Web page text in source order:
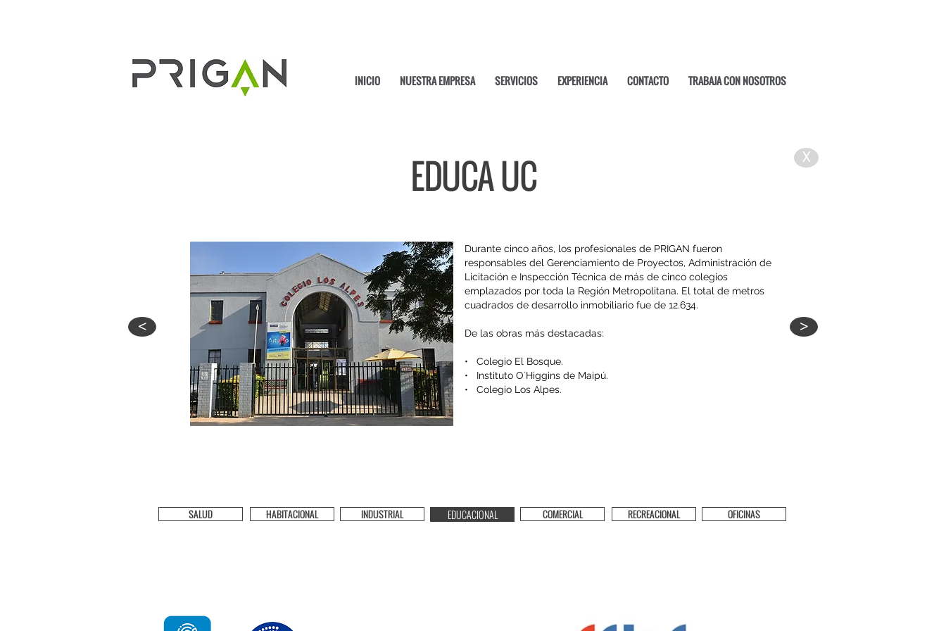
INICIO NUESTRA EMPRESA SERVICIOS EXPERIENCIA CONTACTO TRABAJA CON NOSOTROS
EDUCA UC X
<
Durante cinco años, los profesionales de PRIGAN fueron
responsables del Gerenciamiento de Proyectos, Administración de
Licitación e Inspección Técnica de más de cinco colegios
emplazados por toda la Región Metropolitana. El total de metros
cuadrados de desarrollo inmobiliario fue de 12.634.
De las obras más destacadas:
• Colegio El Bosque.
• Instituto O´Higgins de Maipú.
• Colegio Los Alpes.
>
SALUD HABITACIONAL INDUSTRIAL EDUCACIONAL COMERCIAL RECREACIONAL OFICINAS